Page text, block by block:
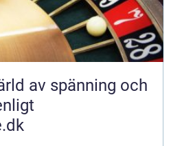
av spänning och